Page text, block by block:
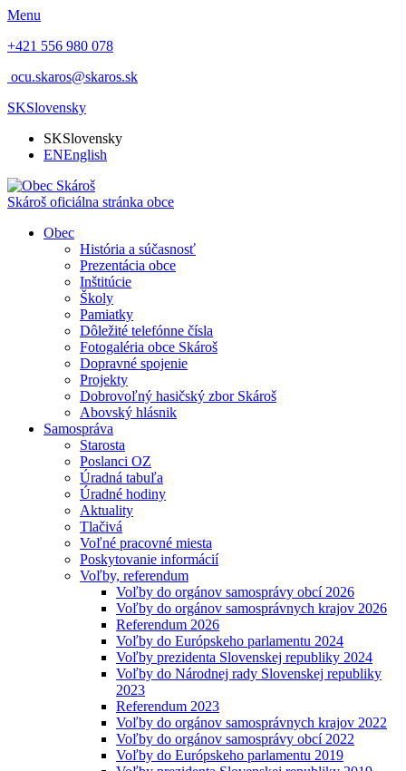
Menu
+421 556 980 078
ocu.skaros@skaros.sk
SKSlovensky
SKSlovensky
ENEnglish
Skároš oficiálna stránka obce
Obec
História a súčasnosť
Prezentácia obce
Inštitúcie
Školy
Pamiatky
Dôležité telefónne čísla
Fotogaléria obce Skároš
Dopravné spojenie
Projekty
Dobrovoľný hasičský zbor Skároš
Abovský hlásnik
Samospráva
Starosta
Poslanci OZ
Úradná tabuľa
Úradné hodiny
Aktuality
Tlačivá
Voľné pracovné miesta
Poskytovanie informácií
Voľby, referendum
Voľby do orgánov samosprávy obcí 2026
Voľby do orgánov samosprávnych krajov 2026
Referendum 2026
Voľby do Európskeho parlamentu 2024
Voľby prezidenta Slovenskej republiky 2024
Voľby do Národnej rady Slovenskej republiky
2023
Referendum 2023
Voľby do orgánov samosprávnych krajov 2022
Voľby do orgánov samosprávy obcí 2022
Voľby do Európskeho parlamentu 2019